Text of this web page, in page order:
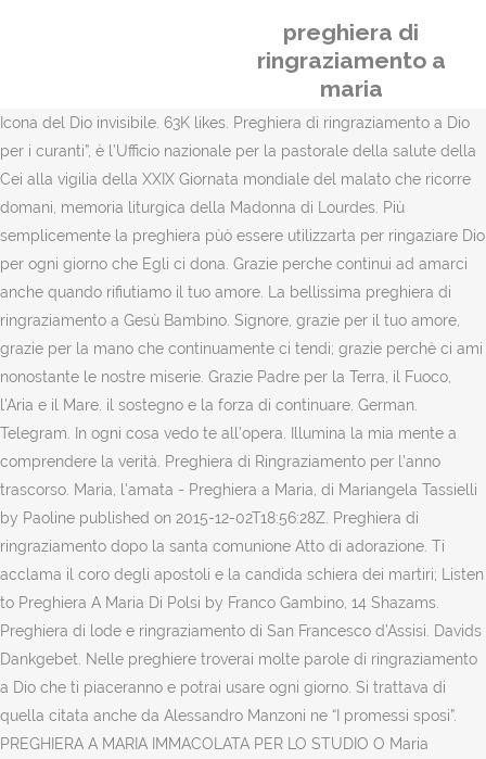
preghiera di
ringraziamento a
maria
Icona del Dio invisibile. 63K likes. Preghiera di ringraziamento a Dio
per i curanti”, è l’Ufficio nazionale per la pastorale della salute della
Cei alla vigilia della XXIX Giornata mondiale del malato che ricorre
domani, memoria liturgica della Madonna di Lourdes. Più
semplicemente la preghiera pùò essere utilizzarta per ringaziare Dio
per ogni giorno che Egli ci dona. Grazie perche continui ad amarci
anche quando rifiutiamo il tuo amore. La bellissima preghiera di
ringraziamento a Gesù Bambino. Signore, grazie per il tuo amore,
grazie per la mano che continuamente ci tendi; grazie perchè ci ami
nonostante le nostre miserie. Grazie Padre per la Terra, il Fuoco,
l'Aria e il Mare. il sostegno e la forza di continuare. German.
Telegram. In ogni cosa vedo te all’opera. Illumina la mia mente a
comprendere la verità. Preghiera di Ringraziamento per l’anno
trascorso. Maria, l'amata - Preghiera a Maria, di Mariangela Tassielli
by Paoline published on 2015-12-02T18:56:28Z. Preghiera di
ringraziamento dopo la santa comunione Atto di adorazione. Ti
acclama il coro degli apostoli e la candida schiera dei martiri; Listen
to Preghiera A Maria Di Polsi by Franco Gambino, 14 Shazams.
Preghiera di lode e ringraziamento di San Francesco d’Assisi. Davids
Dankgebet. Nelle preghiere troverai molte parole di ringraziamento
a Dio che ti piaceranno e potrai usare ogni giorno. Si trattava di
quella citata anche da Alessandro Manzoni ne “I promessi sposi”.
PREGHIERA A MARIA IMMACOLATA PER LO STUDIO O Maria